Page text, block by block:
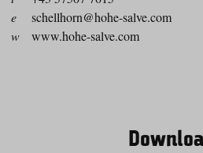
e
schellhorn@hohe-salve.com
w
www.hohe-salve.com